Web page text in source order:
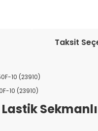
Taksit
10 (23910)
10 (23910)
Sekmanlı